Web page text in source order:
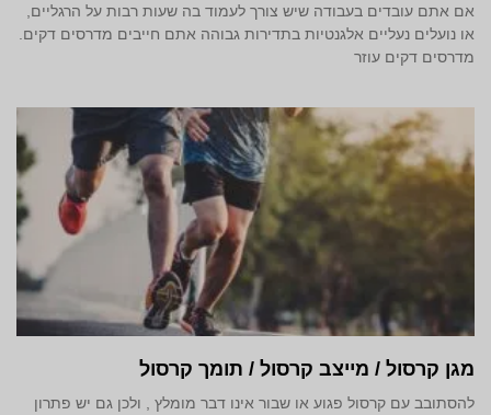
אם אתם עובדים בעבודה שיש צורך לעמוד בה שעות רבות על הרגליים,
או נועלים נעליים אלגנטיות בתדירות גבוהה אתם חייבים מדרסים דקים.
מדרסים דקים עוזר
מגן קרסול / מייצב קרסול / תומך קרסול
להסתובב עם קרסול פגוע או שבור אינו דבר מומלץ , ולכן גם יש פתרון